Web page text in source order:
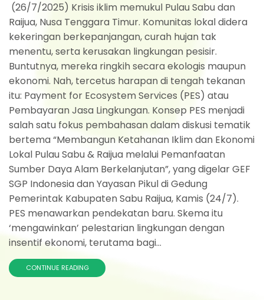
(26/7/2025) Krisis iklim memukul Pulau Sabu dan
Raijua, Nusa Tenggara Timur. Komunitas lokal didera
kekeringan berkepanjangan, curah hujan tak
menentu, serta kerusakan lingkungan pesisir.
Buntutnya, mereka ringkih secara ekologis maupun
ekonomi. Nah, tercetus harapan di tengah tekanan
itu: Payment for Ecosystem Services (PES) atau
Pembayaran Jasa Lingkungan. Konsep PES menjadi
salah satu fokus pembahasan dalam diskusi tematik
bertema “Membangun Ketahanan Iklim dan Ekonomi
Lokal Pulau Sabu & Raijua melalui Pemanfaatan
Sumber Daya Alam Berkelanjutan”, yang digelar GEF
SGP Indonesia dan Yayasan Pikul di Gedung
Pemerintak Kabupaten Sabu Raijua, Kamis (24/7).
PES menawarkan pendekatan baru. Skema itu
‘mengawinkan’ pelestarian lingkungan dengan
insentif ekonomi, terutama bagi...
CONTINUE READING